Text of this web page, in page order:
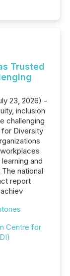
Trusted
23, 2026) -
inclusion
challenging
for Diversity
and
national
report
Centre for